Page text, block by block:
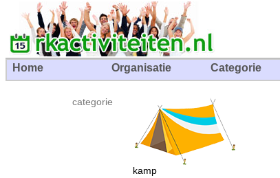
Home Organisatie Categorie
categorie
kamp